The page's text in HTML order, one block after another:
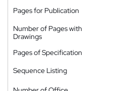
Pages for Publication
Number of Pages with
Drawings
Pages of Specification
Sequence Listing